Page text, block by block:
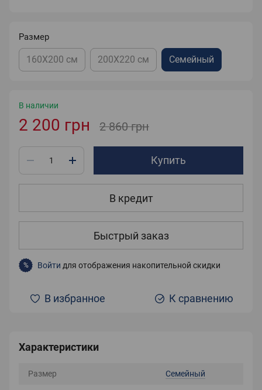
Размер
160X200 см 200X220 см Семейный
В наличии
2 200 грн 2 860 грн
Купить
В кредит
Быстрый заказ
% Войти для отображения накопительной скидки
В избранное К сравнению
Характеристики
Размер Семейный